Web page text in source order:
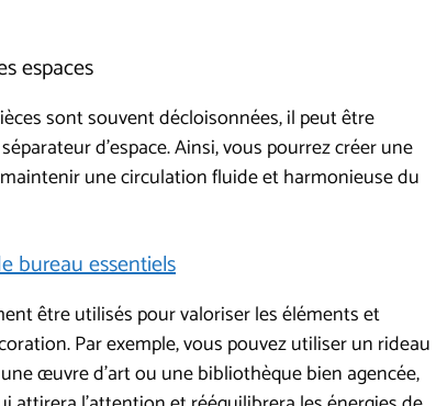
espaces
sont souvent décloisonnées, il peut être
d’espace. Ainsi, vous pourrez créer une
une circulation fluide et harmonieuse du
bureau essentiels
être utilisés pour valoriser les éléments et
Par exemple, vous pouvez utiliser un rideau
œuvre d’art ou une bibliothèque bien agencée,